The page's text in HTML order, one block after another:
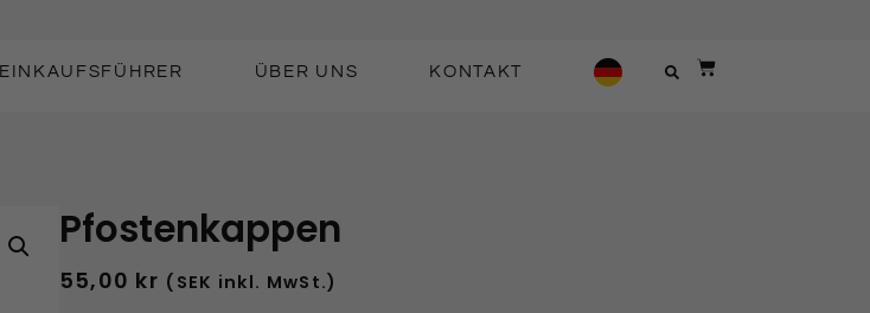
EINKAUFSFÜHRER ÜBER UNS KONTAKT
Pfostenkappen
55,00 kr (SEK inkl. MwSt.)